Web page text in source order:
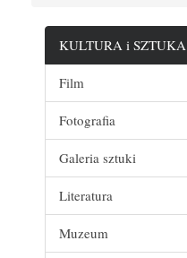
KULTURA i SZTUKA
Film
Fotografia
Galeria sztuki
Literatura
Muzeum